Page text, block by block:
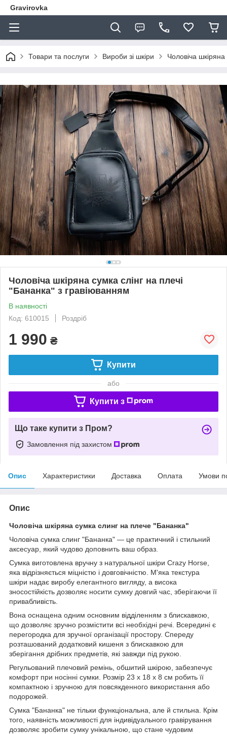
Gravirovka
Товари та послуги Вироби зі шкіри Чоловіча
Чоловіча шкіряна сумка слінг на плечі
"Бананка" з гравіюванням
В наявності
Код: 610015
Роздріб
1 990 ₴
Купити
або
Купити з
Що таке купити з Пром?
Замовлення під захистом
Опис Характеристики Доставка Оплата Умови
Опис
Чоловіча шкіряна сумка слинг на плече "Бананка"
Чоловіча сумка слинг "Бананка" — це практичний і стильний
аксесуар, який чудово доповнить ваш образ.
Сумка виготовлена вручну з натуральної шкіри Crazy Horse,
яка відрізняється міцністю і довговічністю. М'яка текстура
шкіри надає виробу елегантного вигляду, а висока
зносостійкість дозволяє носити сумку довгий час, зберігаючи її
привабливість.
Вона оснащена одним основним відділенням з блискавкою,
що дозволяє зручно розмістити всі необхідні речі. Всередині є
перегородка для зручної організації простору. Спереду
розташований додатковий кишеня з блискавкою для
зберігання дрібних предметів, які завжди під рукою.
Регульований плечовий ремінь, обшитий шкірою, забезпечує
комфорт при носінні сумки. Розмір 23 х 18 х 8 см робить її
компактною і зручною для повсякденного використання або
подорожей.
Сумка "Бананка" не тільки функціональна, але й стильна. Крім
того, наявність можливості для індивідуального гравірування
дозволяє зробити сумку унікальною, що стане чудовим